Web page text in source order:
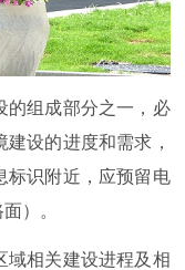
的组成部分之一，必
设的进度和需求，
标识附近，应预留电
）。
域相关建设进程及相